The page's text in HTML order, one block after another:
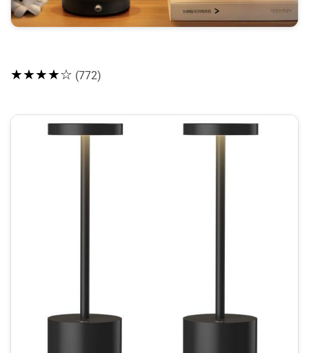
★★★★☆ (772)